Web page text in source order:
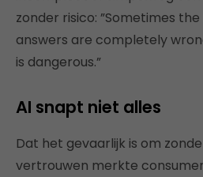
zonder risico: ”Sometimes
answers are completely
is dangerous.”
AI snapt niet alles
Dat het gevaarlijk is om
vertrouwen merkte